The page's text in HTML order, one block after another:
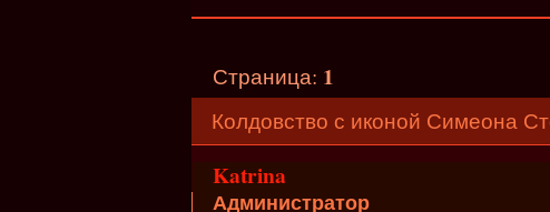
Колдовство с иконой Симеона
Страница: 1
Katrina
Администратор